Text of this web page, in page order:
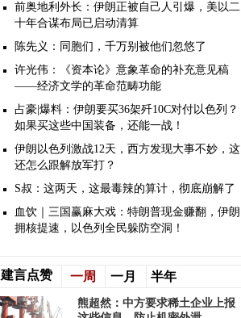
前奥地利外长：伊朗正被自己人引爆，美以二
十年合谋布局已启动清算
陈先义：同胞们，千万别被他们忽悠了
许光伟：《资本论》意象革命的补充意见稿
——经济文学的革命范畴功能
占豪|爆料：伊朗要买36架歼10C对付以色列？
如果买这些中国装备，还能一战！
伊朗以色列激战12天，西方发现大事不妙，这
还怎么跟解放军打？
S叔：这两天，这最毒辣的算计，彻底崩解了
血饮｜三国赢麻大戏：特朗普现金赚翻，伊朗
拥核提速，以色列全民躲防空洞！
建言点赞 一周 一月 半年
熊超然：中方要求稀土企业上报